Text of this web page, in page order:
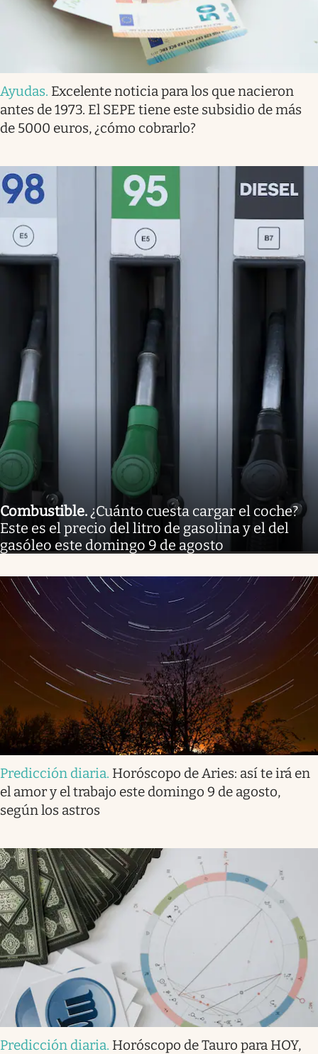
Ayudas. Excelente noticia para los que nacieron
antes de 1973. El SEPE tiene este subsidio de más
de 5000 euros, ¿cómo cobrarlo?
Combustible. ¿Cuánto cuesta cargar el coche?
Este es el precio del litro de gasolina y el del
gasóleo este domingo 9 de agosto
Predicción diaria. Horóscopo de Aries: así te irá en
el amor y el trabajo este domingo 9 de agosto,
según los astros
Predicción diaria. Horóscopo de Tauro para HOY,